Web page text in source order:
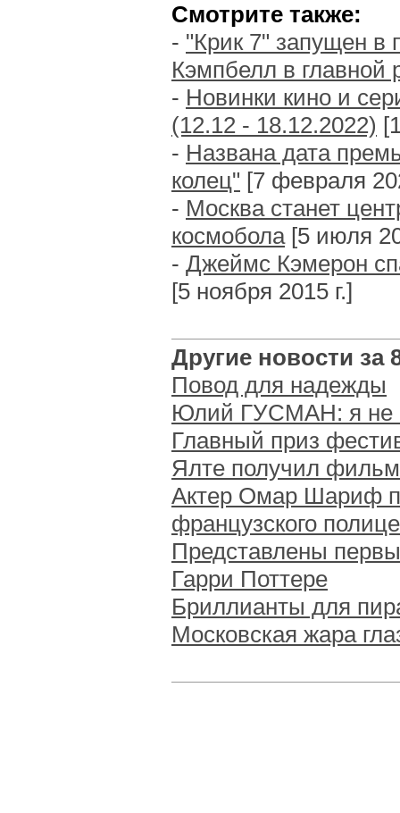
Смотрите также:
- "Крик 7" запущен в
Кэмпбелл в главной
- Новинки кино и
(12.12 - 18.12.2022)
- Названа дата
колец" [7 февраля
- Москва станет
космобола[5 июля
- Джеймс Кэмерон
[5 ноября 2015 г.]
Другие новости за
Повод для надежды
Юлий ГУСМАН: я не
Главный приз
Ялте получил
Актер Омар Шариф
французского
Представлены
Гарри Поттере
Бриллианты для
Московская жара